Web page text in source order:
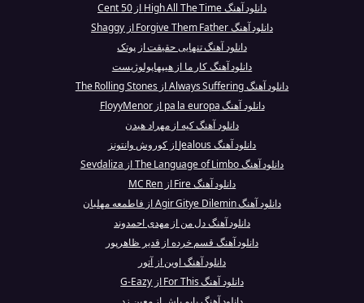
دانلود آهنگ High All The Time از 50 Cent
دانلود آهنگ Forgive Them Father از Shaggy
دانلود آهنگ تنهایی حقیقت از پوتک
دانلود آهنگ کار ما از هیپهاپولوژیست
دانلود آهنگ Always Suffering از The Rolling Stones
دانلود آهنگ pa la europa از FloyyMenor
دانلود آهنگ کیه از مهراد هیدن
دانلود آهنگ Jealous از کوروش وانتونز
دانلود آهنگ The Language of Limbo از Sevdaliza
دانلود آهنگ Fire از MC Ren
دانلود آهنگ Agir Gitye Dilemin از فاطمعه مهلبان
دانلود آهنگ دل من از مهدی احمدوند
دانلود آهنگ قسم خرده از قدیر ظاھرپور
دانلود آهنگ اوین از آتور‎
دانلود آهنگ For This از G-Eazy